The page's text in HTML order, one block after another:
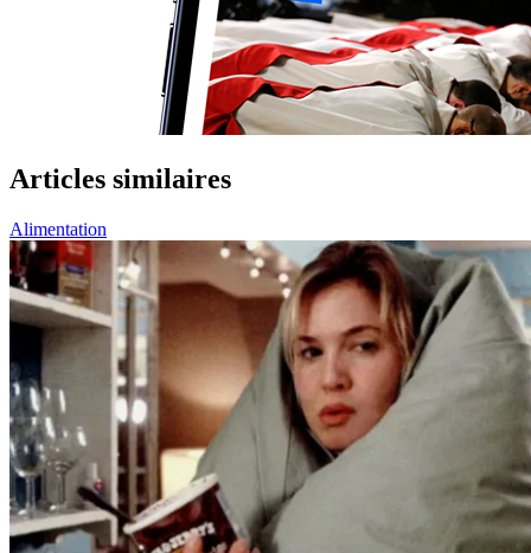
Articles similaires
Alimentation